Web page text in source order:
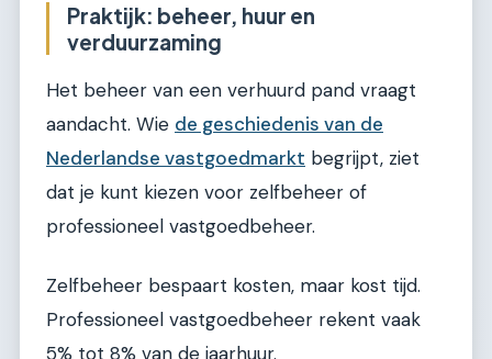
Praktijk: beheer, huur en
verduurzaming
Het beheer van een verhuurd pand vraagt
aandacht. Wie de geschiedenis van de
Nederlandse vastgoedmarkt begrijpt, ziet
dat je kunt kiezen voor zelfbeheer of
professioneel vastgoedbeheer.
Zelfbeheer bespaart kosten, maar kost tijd.
Professioneel vastgoedbeheer rekent vaak
5% tot 8% van de jaarhuur.